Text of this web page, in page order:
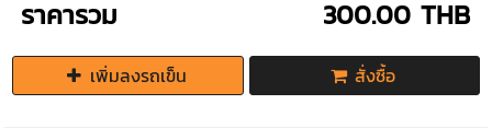
ราคารวม 300.00 THB
เพิ่มลงรถเข็น สั่งซื้อ